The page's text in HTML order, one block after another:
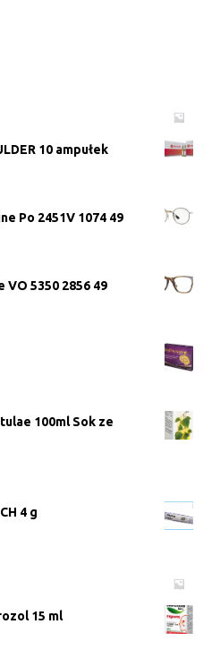
10 ampułek
Po 2451V 1074 49
5350 2856 49
100ml Sok ze
4 g
15 ml